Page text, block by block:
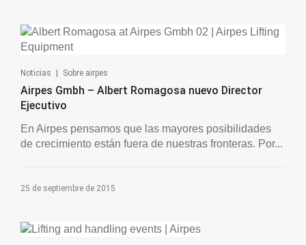
Noticias | Sobre airpes
Airpes Gmbh – Albert Romagosa nuevo Director
Ejecutivo
En Airpes pensamos que las mayores posibilidades
de crecimiento están fuera de nuestras fronteras. Por...
25 de septiembre de 2015